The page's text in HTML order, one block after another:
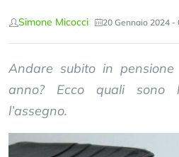
Simone Micocci 20 Gennaio 2024 -
Andare subito in
anno? Ecco quali sono
l’assegno.